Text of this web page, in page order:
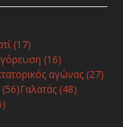
(17)
(16)
αγώνας (27)
(56)Γαλατάς (48)